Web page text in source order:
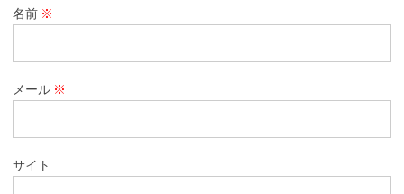
名前 ※
メール ※
サイト